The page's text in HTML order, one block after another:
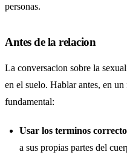
personas.
Antes de la relacion
La conversacion sobre la
en el suelo. Hablar antes, en
fundamental:
Usar los terminos
a sus propias partes del